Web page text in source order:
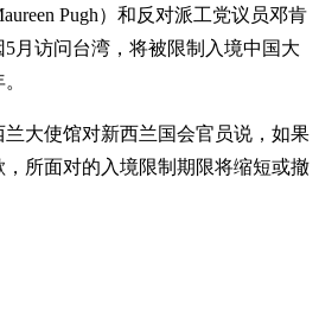
Pugh）和反对派工党议员邓肯
5月访问台湾，将被限制入境中国大
大使馆对新西兰国会官员说，如果
所面对的入境限制期限将缩短或撤